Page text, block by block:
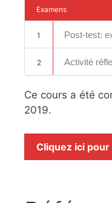
Examens
1 Post-test:
2 Activité
Ce cours a été
2019.
Cliquez ici